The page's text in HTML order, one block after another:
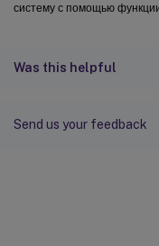
систему с помощью
Was this helpful
Send us your feedback